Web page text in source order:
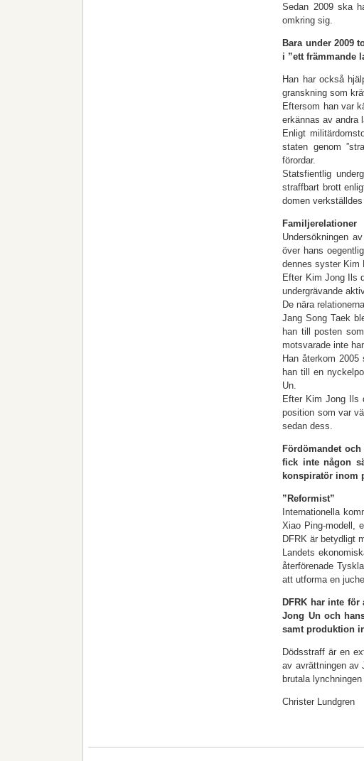
Sedan 2009 ska
omkring sig.
Bara under 2009
i ”ett främmande
Han har också
granskning som
Eftersom han var
erkännas av andra
Enligt
staten genom
förordar.
Statsfientlig
straffbart brott
domen verkställdes
Familjerelationer
Undersökningen
över hans
dennes syster Kim
Efter Kim Jong Ils
undergrävande
De nära
Jang Song Taek
han till posten
motsvarade inte
Han återkom
han till en
Un.
Efter Kim Jong Ils
position som var
sedan dess.
Fördömandet
fick inte någon
konspiratör inom
”Reformist”
Internationella
Xiao Ping-modell,
DFRK är betydligt
Landets
återförenade
att utforma en
DFRK har inte
Jong Un och
samt produktion
Dödsstraff är en
av avrättningen av
brutala
Christer Lundgren